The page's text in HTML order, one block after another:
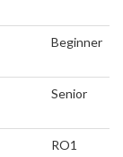
Beginner
Senior
RO1